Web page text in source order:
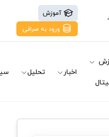
آموزش
ورود به صرافی
اخبار تحلیل